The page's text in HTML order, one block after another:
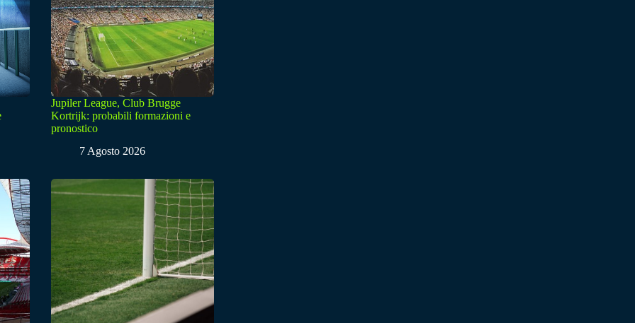
Jupiler League, Club Brugge
Kortrijk: probabili formazioni e
pronostico
7 Agosto 2026